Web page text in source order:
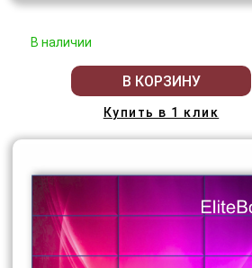
В наличии
В КОРЗИНУ
Купить в 1 клик